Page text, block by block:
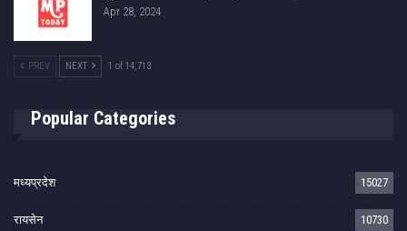
Apr 28, 2024
PREV NEXT 1 of 14,713
Popular Categories
मध्यप्रदेश 15027
रायसेन 10730